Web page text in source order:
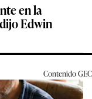
en la
Edwin
ContenidoGEC